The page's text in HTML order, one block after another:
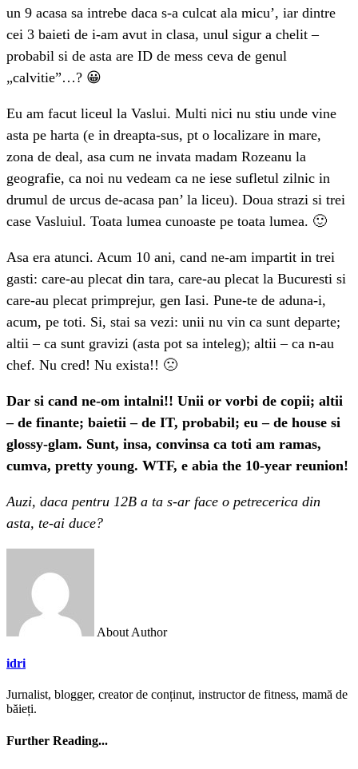
un 9 acasa sa intrebe daca s-a culcat ala micu’, iar dintre
cei 3 baieti de i-am avut in clasa, unul sigur a chelit –
probabil si de asta are ID de mess ceva de genul
„calvitie”…? 😀
Eu am facut liceul la Vaslui. Multi nici nu stiu unde vine
asta pe harta (e in dreapta-sus, pt o localizare in mare,
zona de deal, asa cum ne invata madam Rozeanu la
geografie, ca noi nu vedeam ca ne iese sufletul zilnic in
drumul de urcus de-acasa pan’ la liceu). Doua strazi si trei
case Vasluiul. Toata lumea cunoaste pe toata lumea. 🙂
Asa era atunci. Acum 10 ani, cand ne-am impartit in trei
gasti: care-au plecat din tara, care-au plecat la Bucuresti si
care-au plecat primprejur, gen Iasi. Pune-te de aduna-i,
acum, pe toti. Si, stai sa vezi: unii nu vin ca sunt departe;
altii – ca sunt gravizi (asta pot sa inteleg); altii – ca n-au
chef. Nu cred! Nu exista!! 🙁
Dar si cand ne-om intalni!! Unii or vorbi de copii; altii
– de finante; baietii – de IT, probabil; eu – de house si
glossy-glam. Sunt, insa, convinsa ca toti am ramas,
cumva, pretty young. WTF, e abia the 10-year reunion!
Auzi, daca pentru 12B a ta s-ar face o petrecerica din
asta, te-ai duce?
About Author
idri
Jurnalist, blogger, creator de conținut, instructor de fitness, mamă de
băieți.
Further Reading...